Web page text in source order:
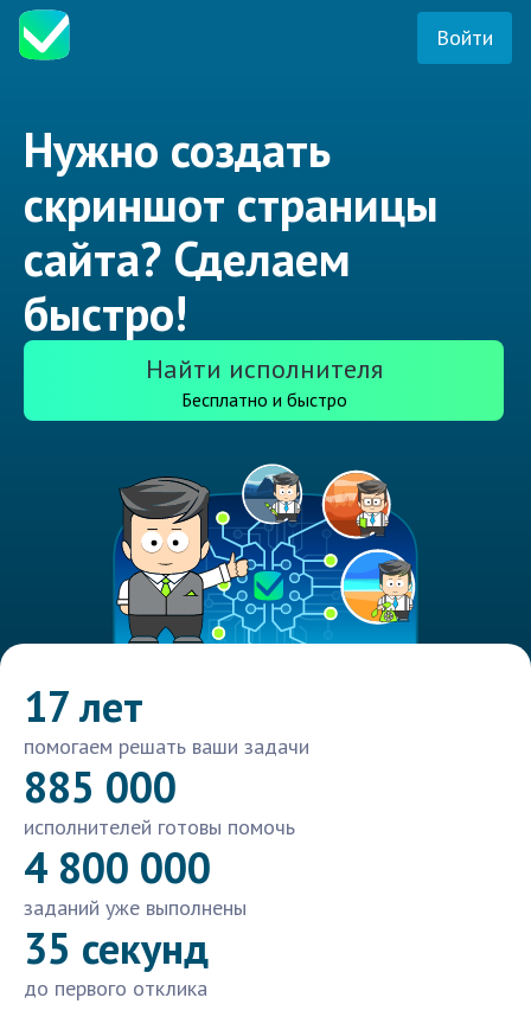
Войти
Нужно создать
скриншот страницы
сайта? Сделаем
быстро!
Найти исполнителя
Бесплатно и быстро
17 лет
помогаем решать ваши задачи
885 000
исполнителей готовы помочь
4 800 000
заданий уже выполнены
35 секунд
до первого отклика